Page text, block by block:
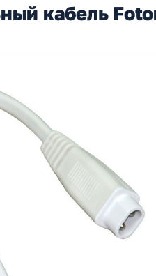
кабель